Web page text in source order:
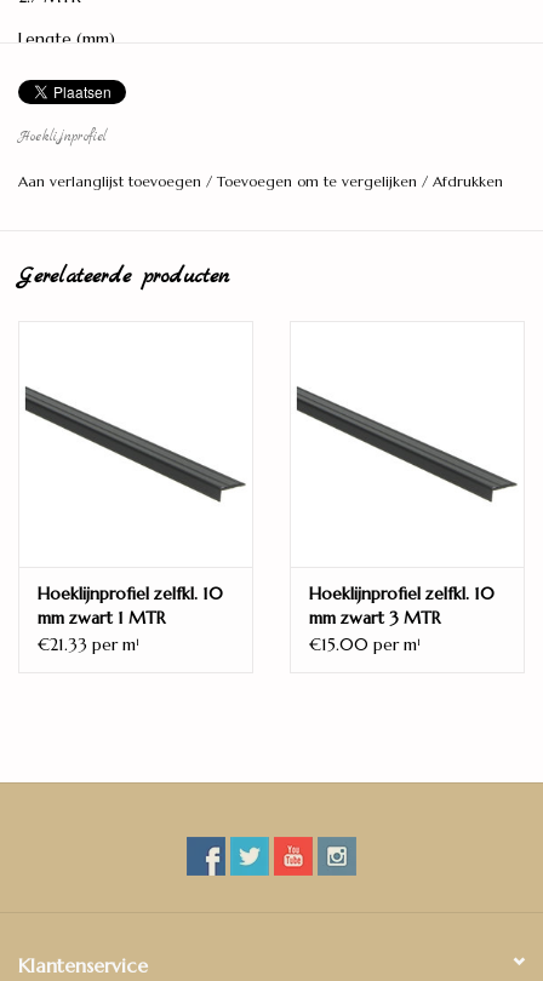
Lengte (mm)
Breedte (mm)
26
Kleur
Zelfklevend
Min. hoogte- verschil (mm)
Model (profielen)
Het hoeklijnprofiel wordt gebruikt als eind- en afwerkprofiel
langs bijvoorbeeld matten en is door de plakstrip aan de
Hoeklijnprofiel
Aan verlanglijst toevoegen /Toevoegen om te vergelijken / Afdrukken
Gerelateerde producten
Hoeklijnprofiel zelfkl. 10
mm zwart 1 MTR
€21.33 per m1
Hoeklijnprofiel zelfkl. 10
mm zwart 3 MTR
€15.00 per m1
Klantenservice